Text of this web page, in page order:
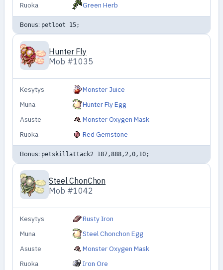
Ruoka
Green Herb
Bonus: petloot 15;
Hunter Fly
Mob #1035
Kesytys
Monster Juice
Muna
Hunter Fly Egg
Asuste
Monster Oxygen Mask
Ruoka
Red Gemstone
Bonus: petskillattack2 187,888,2,0,10;
Steel ChonChon
Mob #1042
Kesytys
Rusty Iron
Muna
Steel Chonchon Egg
Asuste
Monster Oxygen Mask
Ruoka
Iron Ore